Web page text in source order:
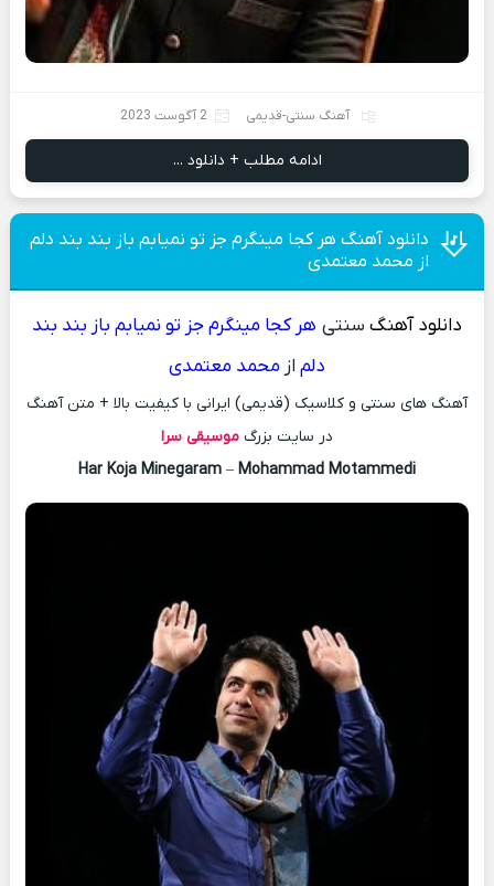
آهنگ سنتی-قدیمی 2 آگوست 2023
ادامه مطلب + دانلود ...
دانلود آهنگ هر کجا مینگرم جز تو نمیابم باز بند بند دلم
از محمد معتمدی
دانلود آهنگ سنتی هر کجا مینگرم جز تو نمیابم باز بند بند
دلم از محمد معتمدی
آهنگ های سنتی و کلاسیک (قدیمی) ایرانی با کیفیت بالا + متن آهنگ
در سایت بزرگ موسیقی سرا
Har Koja Minegaram – Mohammad Motammedi